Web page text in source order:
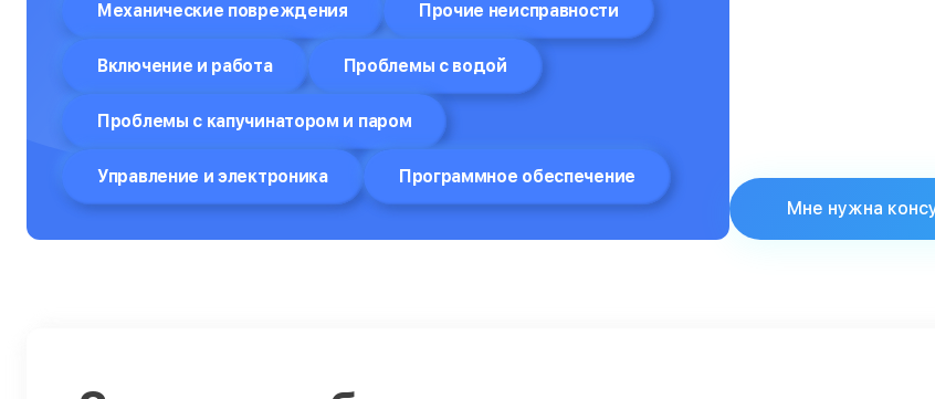
Пароварки
Планшеты
Плоттеры
Принтеры
Механические повреждения Прочие неисправности
Включение и работа Проблемы с водой
Проблемы с капучинатором и паром
Управление и электроника Программное обеспечение
Мне нужна